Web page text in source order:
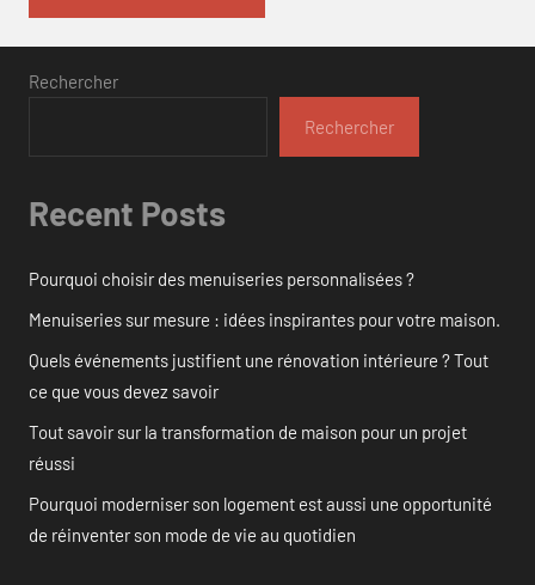
Rechercher
Rechercher
Recent Posts
Pourquoi choisir des menuiseries personnalisées ?
Menuiseries sur mesure : idées inspirantes pour votre maison.
Quels événements justifient une rénovation intérieure ? Tout
ce que vous devez savoir
Tout savoir sur la transformation de maison pour un projet
réussi
Pourquoi moderniser son logement est aussi une opportunité
de réinventer son mode de vie au quotidien